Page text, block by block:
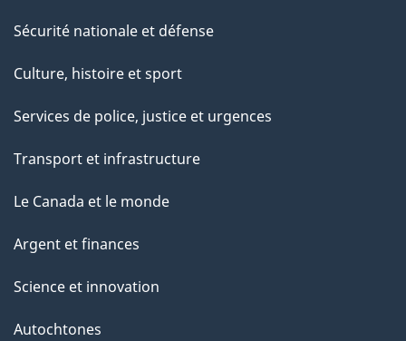
Sécurité nationale et défense
Culture, histoire et sport
Services de police, justice et urgences
Transport et infrastructure
Le Canada et le monde
Argent et finances
Science et innovation
Autochtones